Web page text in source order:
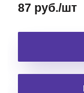
87 руб./шт